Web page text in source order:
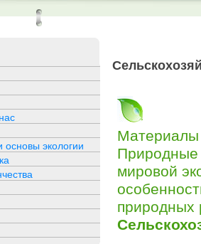
основы экологии
Материалы
Природные
мировой
природных